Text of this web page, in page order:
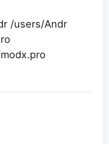
/users/Andr